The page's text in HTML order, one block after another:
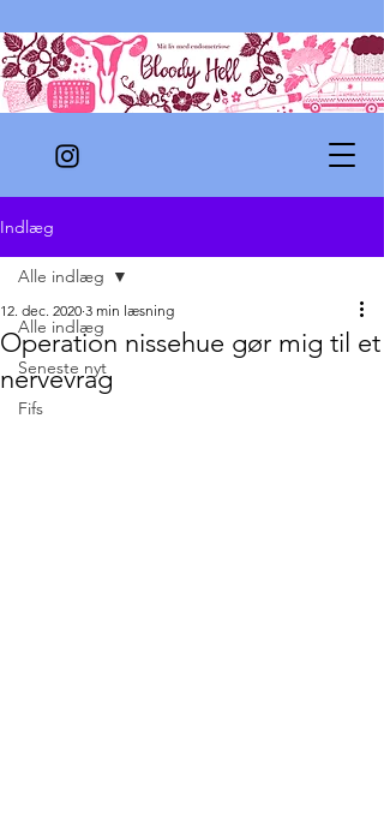
Indlæg
Alle indlæg
Seneste nyt
Fifs
Alle indlæg
Operation nissehue gør mig til et
nervevrag
12. dec. 2020 3 min læsning